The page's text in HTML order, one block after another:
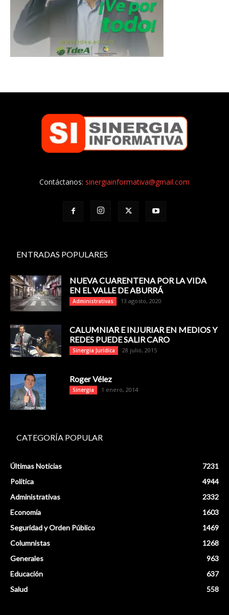
Contáctanos: sinergiainformativa@gmail.com
ENTRADAS POPULARES
NUEVA CUARENTENA POR LA VIDA
EN EL VALLE DE ABURRÁ
Administrativas 13 agosto, 2020
CALUMNIAR E INJURIAR EN MEDIOS Y
REDES PUEDE SALIR CARO
Sinergia Jurídica 28 julio, 2015
Roger Vélez
Sinergia 1 enero, 2014
CATEGORÍA POPULAR
Últimas Noticias
7231
Política
4944
Administrativas
2332
Economía
1603
Seguridad y Orden Público
1469
Columnistas
1268
Generales
963
Educación
637
Salud
558